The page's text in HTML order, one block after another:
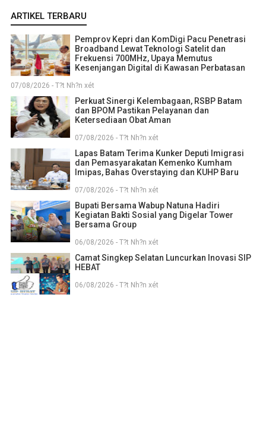
ARTIKEL TERBARU
Pemprov Kepri dan KomDigi Pacu Penetrasi
Broadband Lewat Teknologi Satelit dan
Frekuensi 700MHz, Upaya Memutus
Kesenjangan Digital di Kawasan Perbatasan
07/08/2026 - T?t Nh?n xét
Perkuat Sinergi Kelembagaan, RSBP Batam
dan BPOM Pastikan Pelayanan dan
Ketersediaan Obat Aman
07/08/2026 - T?t Nh?n xét
Lapas Batam Terima Kunker Deputi Imigrasi
dan Pemasyarakatan Kemenko Kumham
Imipas, Bahas Overstaying dan KUHP Baru
07/08/2026 - T?t Nh?n xét
Bupati Bersama Wabup Natuna Hadiri
Kegiatan Bakti Sosial yang Digelar Tower
Bersama Group
06/08/2026 - T?t Nh?n xét
Camat Singkep Selatan Luncurkan Inovasi SIP
HEBAT
06/08/2026 - T?t Nh?n xét